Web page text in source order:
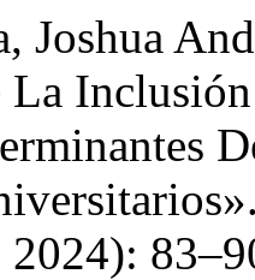
Joshua
La